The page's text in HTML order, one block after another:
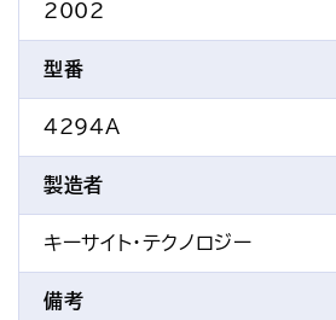
2002
型番
4294A
製造者
キーサイト・テクノロジー
備考